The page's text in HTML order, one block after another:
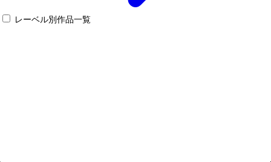
レーベル別作品一覧